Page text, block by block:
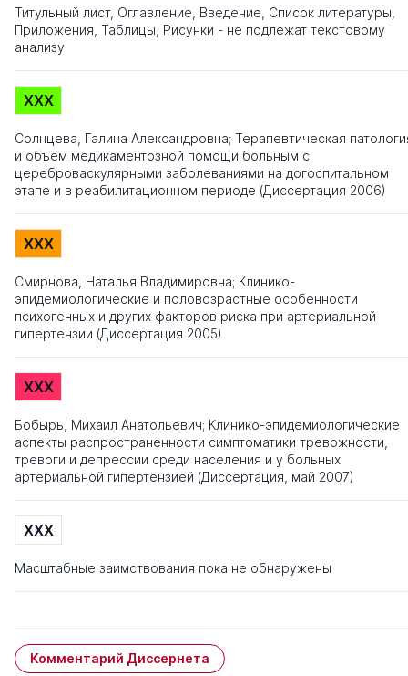
Титульный лист, Оглавление, Введение, Список литературы,
Приложения, Таблицы, Рисунки - не подлежат текстовому
анализу
XXX
Солнцева, Галина Александровна; Терапевтическая
и объем медикаментозной помощи больным с
цереброваскулярными заболеваниями на догоспитальном
этапе и в реабилитационном периоде (Диссертация 2006)
XXX
Смирнова, Наталья Владимировна; Клинико-
эпидемиологические и половозрастные особенности
психогенных и других факторов риска при артериальной
гипертензии (Диссертация 2005)
XXX
Бобырь, Михаил Анатольевич; Клинико-эпидемиологические
аспекты распространенности симптоматики тревожности,
тревоги и депрессии среди населения и у больных
артериальной гипертензией (Диссертация, май 2007)
XXX
Масштабные заимствования пока не обнаружены
Комментарий Диссернета